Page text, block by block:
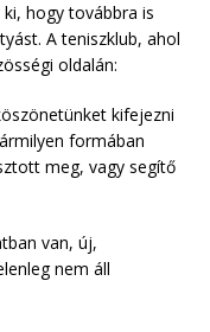
hogy továbbra is
A teniszklub, ahol
oldalán:
kifejezni
formában
meg, vagy segítő
van, új,
nem áll